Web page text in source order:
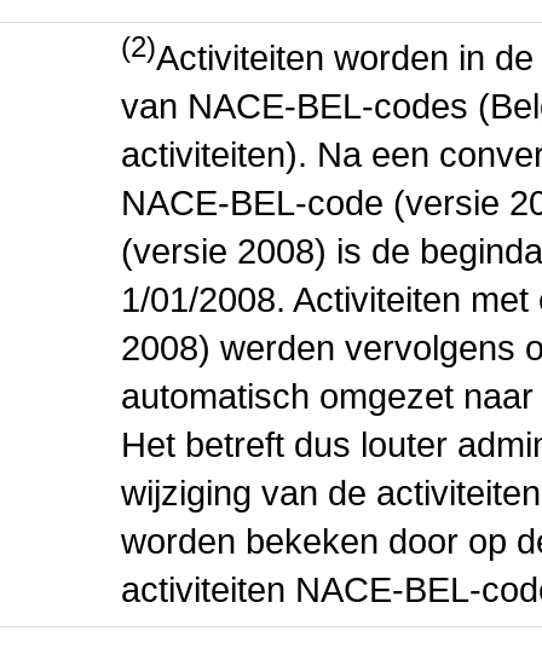
(2)Activiteiten worden in
van NACE-BEL-codes
activiteiten). Na een
NACE-BEL-code (versie
(versie 2008) is de
1/01/2008. Activiteiten
2008) werden vervolgens
automatisch omgezet
Het betreft dus louter
wijziging van de
worden bekeken door op
activiteiten NACE-BEL-